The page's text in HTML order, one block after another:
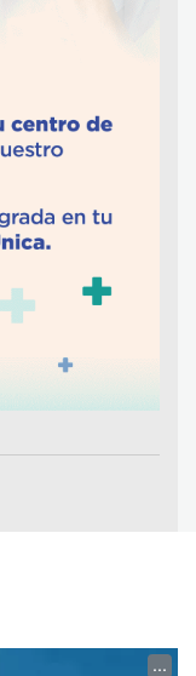
...